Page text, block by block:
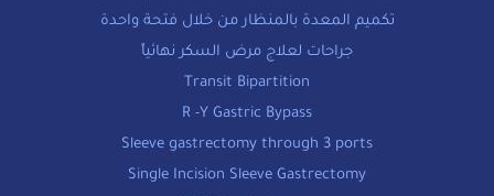
تكميم المعدة بالمنظار من خلال فتحة واحدة
جراحات لعلاج مرض السكر نهائياً
Transit Bipartition
R -Y Gastric Bypass
Sleeve gastrectomy through 3 ports
Single Incision Sleeve Gastrectomy